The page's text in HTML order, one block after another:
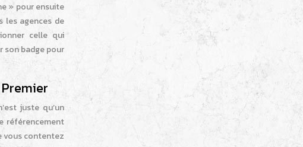
» pour ensuite
les agences de
celle qui
son badge pour
juste qu’un
référencement
vous contentez